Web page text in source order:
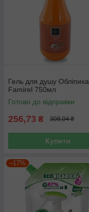
Гель для душу Обліпиха
Famirel 750мл
Готово до відправки
256,73 ₴ 308,04 ₴
Купити
–17%